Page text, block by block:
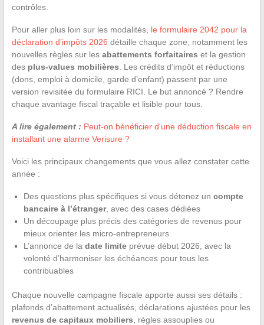
contrôles.
Pour aller plus loin sur les modalités, le formulaire 2042 pour la
déclaration d’impôts 2026 détaille chaque zone, notamment les
nouvelles règles sur les abattements forfaitaires et la gestion
des plus-values mobilières . Les crédits d’impôt et réductions
(dons, emploi à domicile, garde d’enfant) passent par une
version revisitée du formulaire RICI. Le but annoncé ? Rendre
chaque avantage fiscal traçable et lisible pour tous.
A lire également : Peut-on bénéficier d'une déduction fiscale en
installant une alarme Verisure ?
Voici les principaux changements que vous allez constater cette
année :
Des questions plus spécifiques si vous détenez un compte
bancaire à l’étranger, avec des cases dédiées
Un découpage plus précis des catégories de revenus pour
mieux orienter les micro-entrepreneurs
L’annonce de la date limiteprévue début 2026, avec la
volonté d’harmoniser les échéances pour tous les
contribuables
Chaque nouvelle campagne fiscale apporte aussi ses détails :
plafonds d’abattement actualisés, déclarations ajustées pour les
revenus de capitaux mobiliers , règles assouplies ou